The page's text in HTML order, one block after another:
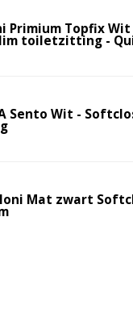
Primium Topfix
toiletzitting -
Sento Wit -
Mat zwart